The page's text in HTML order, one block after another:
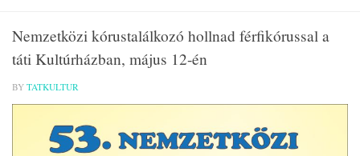
Nemzetközi kórustalálkozó hollnad férfikórussal a
táti Kultúrházban, május 12-én
BY TATKULTUR